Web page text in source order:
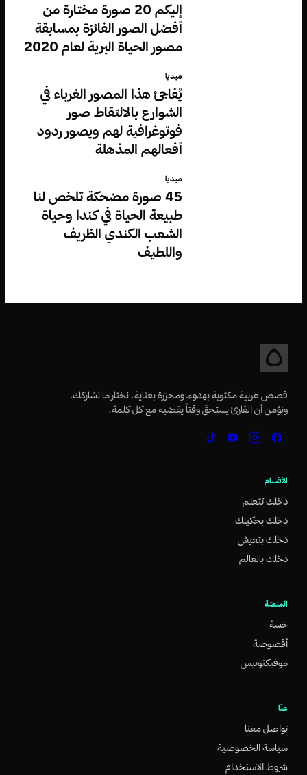
إليكم 20 صورة مختارة من
أفضل الصور الفائزة بمسابقة
مصور الحياة البرية لعام 2020
ميديا
يُفاجئ هذا المصور الغرباء في
الشوارع بالالتقاط صور
فوتوغرافية لهم ويصور ردود
أفعالهم المذهلة
ميديا
45 صورة مضحكة تلخص لنا
طبيعة الحياة في كندا وحياة
الشعب الكندي الظريف
واللطيف
قصص عربية مكتوبة بهدوء، ومحرّرة بعناية. نختار ما نشاركك،
ونؤمن أن القارئ يستحقّ وقتاً يقضيه مع كل كلمة.
الأقسام
دخلك تتعلم
دخلك بحكيلك
دخلك بتعيش
دخلك بالعالم
المنصّة
خسة
أقصوصة
موفيكتوبيس
عنّا
تواصل معنا
سياسة الخصوصية
شروط الاستخدام